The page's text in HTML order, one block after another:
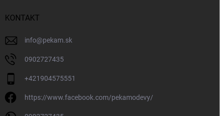
KONTAKT
info@pekam.sk
0902727435
+421904575551
https://www.facebook.com/pekamodevy/